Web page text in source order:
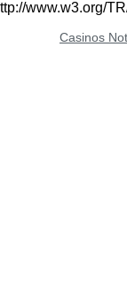
ttp://www.w3.org/
Casinos